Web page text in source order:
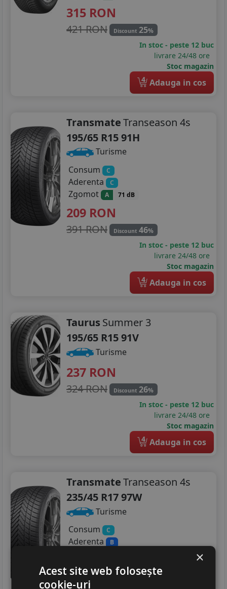
315 RON
421 RON Discount 25%
In stoc - peste 12 buc
livrare 24/48 ore
Stoc magazin
4 Adauga in cos
TransmateTranseason 4s
195/65 R15 91H
Turisme
Consum
C
Aderenta C
Zgomot A 71 dB
209 RON
391 RON Discount 46%
In stoc - peste 12 buc
livrare 24/48 ore
Stoc magazin
4 Adauga in cos
Taurus Summer 3
195/65 R15 91V
Turisme
237 RON
324 RON Discount 26%
In stoc - peste 12 buc
livrare 24/48 ore
Stoc magazin
4 Adauga in cos
TransmateTranseason 4s
235/45 R17 97W
Turisme
Consum
C
Aderenta B
303RON
×
Acest site web folosește
cookie-uri